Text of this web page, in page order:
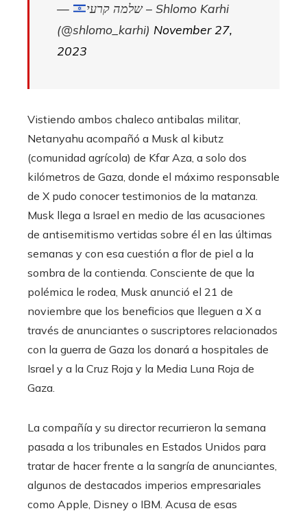
—
שלמה קרעי – Shlomo Karhi
(@shlomo_karhi) November 27,
2023
Vistiendo ambos chaleco antibalas militar,
Netanyahu acompañó a Musk al kibutz
(comunidad agrícola) de Kfar Aza, a solo dos
kilómetros de Gaza, donde el máximo responsable
de X pudo conocer testimonios de la matanza.
Musk llega a Israel en medio de las acusaciones
de antisemitismo vertidas sobre él en las últimas
semanas y con esa cuestión a flor de piel a la
sombra de la contienda. Consciente de que la
polémica le rodea, Musk anunció el 21 de
noviembre que los beneficios que lleguen a X a
través de anunciantes o suscriptores relacionados
con la guerra de Gaza los donará a hospitales de
Israel y a la Cruz Roja y la Media Luna Roja de
Gaza.
La compañía y su director recurrieron la semana
pasada a los tribunales en Estados Unidos para
tratar de hacer frente a la sangría de anunciantes,
algunos de destacados imperios empresariales
como Apple, Disney o IBM. Acusa de esas